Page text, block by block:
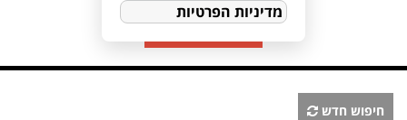
שליחת קורות חיים
חיפוש חדש
מדיניות הפרטיות